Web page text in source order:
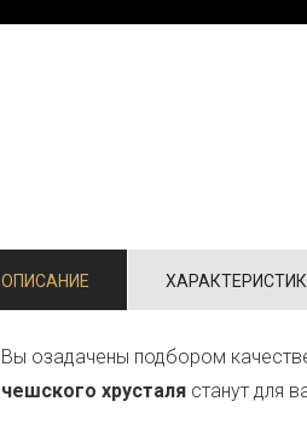
ОПИСАНИЕ
Вы озадачены подбором
чешского хрусталя станут для